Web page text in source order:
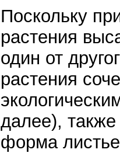
Поскольку
растения
один от
растения
далее),
форма